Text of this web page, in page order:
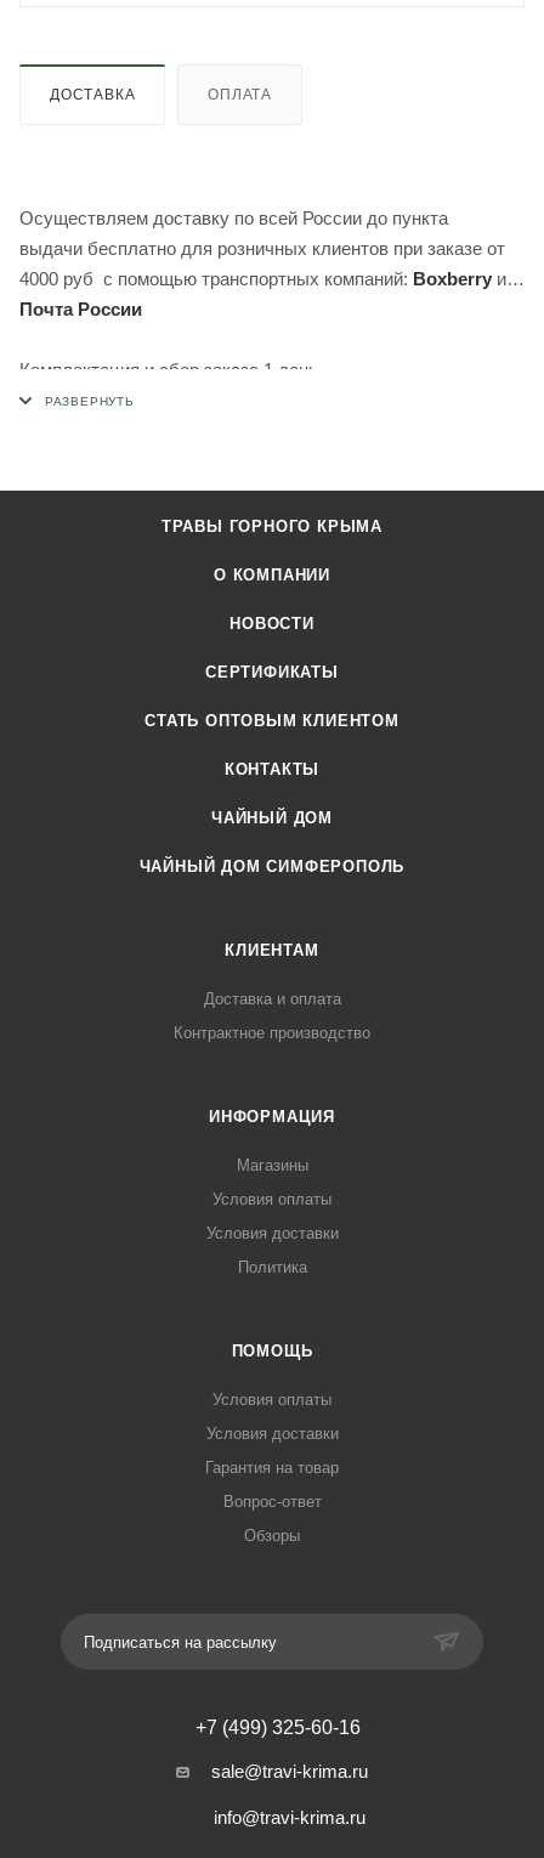
ДОСТАВКА ОПЛАТА
Осуществляем доставку по всей России до пункта
выдачи бесплатно для розничных клиентов при заказе от
4000 руб с помощью транспортных компаний: Boxberry и
Почта России
Комплектация и сбор заказа 1 день.
ТРАВЫ ГОРНОГО КРЫМА
О КОМПАНИИ
НОВОСТИ
СЕРТИФИКАТЫ
CТАТЬ ОПТОВЫМ КЛИЕНТОМ
КОНТАКТЫ
ЧАЙНЫЙ ДОМ
ЧАЙНЫЙ ДОМ СИМФЕРОПОЛЬ
КЛИЕНТАМ
Доставка и оплата
Контрактное производство
ИНФОРМАЦИЯ
Магазины
Условия оплаты
Условия доставки
Политика
ПОМОЩЬ
Условия оплаты
Условия доставки
Гарантия на товар
Вопрос-ответ
Обзоры
Подписаться на рассылку
+7 (499) 325-60-16
sale@travi-krima.ru
info@travi-krima.ru